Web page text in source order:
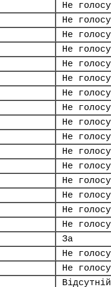
Не
Не
Не
Не
Не
Не
Не
Не
Не
Не
Не
Не
Не
Не
Не
Не
За
Не
Не
Відсутній